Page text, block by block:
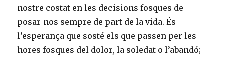
nostre costat en les decisions fosques de
posar-nos sempre de part de la vida. És
l’esperança que sosté els que passen per les
hores fosques del dolor, la soledat o l’abandó;